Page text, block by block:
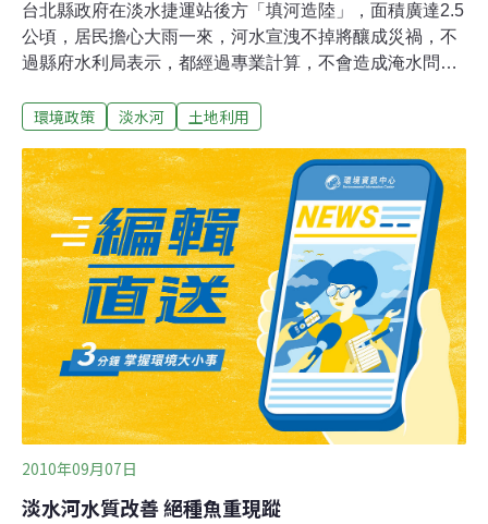
台北縣政府在淡水捷運站後方「填河造陸」，面積廣達2.5
公頃，居民擔心大雨一來，河水宣洩不掉將釀成災禍，不
過縣府水利局表示，都經過專業計算，不會造成淹水問
地範圍就超過200公尺長，面積更是大。這個工程名稱叫
本是漂浮的沙洲，將完全填河造陸，變成一大塊可供活動
跟景觀的新生地，有當地居民擔心這個工程可能會釀成水
患，已經向監院陳情。看看這塊即將成型的填河造陸新生
地，至少向前佔用了40公尺的河道，不過台北縣政府水利
局河川工程科表示，填河造陸工程有經過水利工程師計
算，不會影響行水問題。水利局還說，這個工程將把以往
污臭的下水道一起改善，但居民還是擔心，萬一像是八八
風災，或是最近南部風災一樣的超大豪雨下在淡水，才是
真正考驗的開始。
環境政策 淡水河 土地利用
2010年09月07日
淡水河水質改善 絕種魚重現蹤